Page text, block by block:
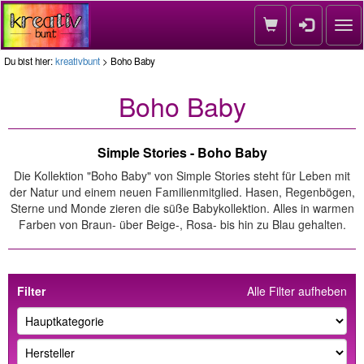
Du bist hier:kreativbunt > Boho Baby
Boho Baby
Simple Stories - Boho Baby
Die Kollektion "Boho Baby" von Simple Stories steht für Leben mit
der Natur und einem neuen Familienmitglied. Hasen, Regenbögen,
Sterne und Monde zieren die süße Babykollektion. Alles in warmen
Farben von Braun- über Beige-, Rosa- bis hin zu Blau gehalten.
Alle Filter aufheben
Filter